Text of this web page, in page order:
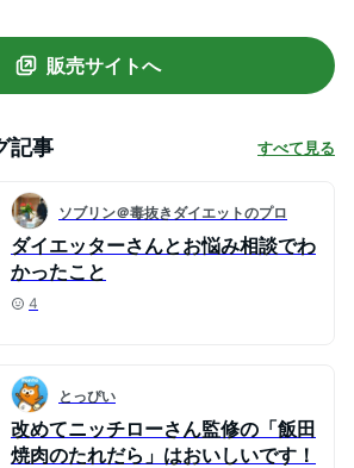
改善 贈り物
販売サイトへ
記事 すべて見る
ソブリン＠毒抜きダイエットのプロ
ダイエッターさんとお悩み相談でわ
かったこと
4
とっぴい
改めてニッチローさん監修の「飯田
焼肉のたれだら」はおいしいです！